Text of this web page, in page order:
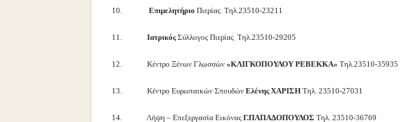
10. Επιμελητήριο Πιερίας Τηλ.23510-23211
11. ΙατρικόςΣύλλογος Πιερίας Τηλ.23510-29205
12. Κέντρο Ξένων Γλωσσών «ΚΛΙΓΚΟΠΟΥΛΟΥ ΡΕΒΕΚΚΑ» Τηλ.23510-35935
13. Kέντρο Ευρωπαικών Σπουδών Ελένης ΧΑΡΙΣΗ Τηλ. 23510-27031
14. Λήψη – Επεξεργασία Εικόνας Γ.ΠΑΠΑΔΟΠΟΥΛΟΣ Τηλ. 23510-36769